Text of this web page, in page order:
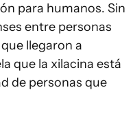
para humanos. Sin
entre personas
llegaron a
que la xilacina está
de personas que